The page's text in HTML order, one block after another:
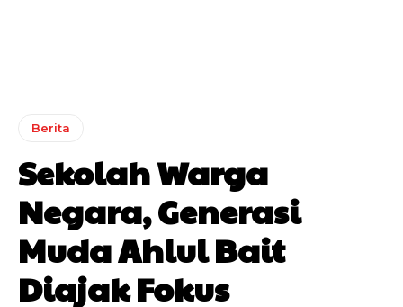
Berita
Sekolah Warga
Negara, Generasi
Muda Ahlul Bait
Diajak Fokus